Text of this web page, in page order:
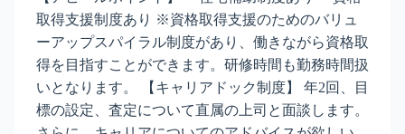
取得支援制度あり ※資格取得支援のためのバリュ
ーアップスパイラル制度があり、働きながら資格取
得を目指すことができます。研修時間も勤務時間扱
いとなります。 【キャリアドック制度】 年2回、目
標の設定、査定について直属の上司と面談します。